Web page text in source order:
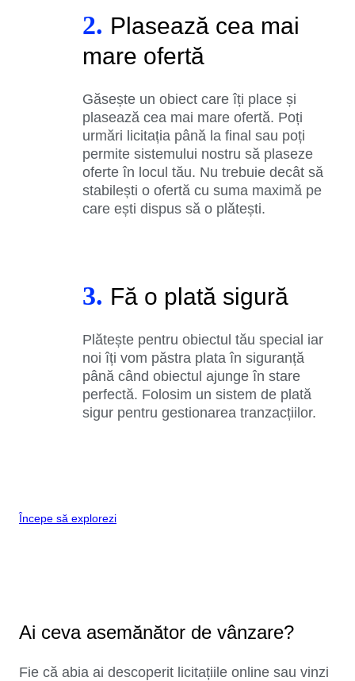
2. Plasează cea mai
mare ofertă
Găsește un obiect care îți place și
plasează cea mai mare ofertă. Poți
urmări licitația până la final sau poți
permite sistemului nostru să plaseze
oferte în locul tău. Nu trebuie decât să
stabilești o ofertă cu suma maximă pe
care ești dispus să o plătești.
3. Fă o plată sigură
Plătește pentru obiectul tău special iar
noi îți vom păstra plata în siguranță
până când obiectul ajunge în stare
perfectă. Folosim un sistem de plată
sigur pentru gestionarea tranzacțiilor.
Începe să explorezi
Ai ceva asemănător de vânzare?
Fie că abia ai descoperit licitațiile online sau vinzi